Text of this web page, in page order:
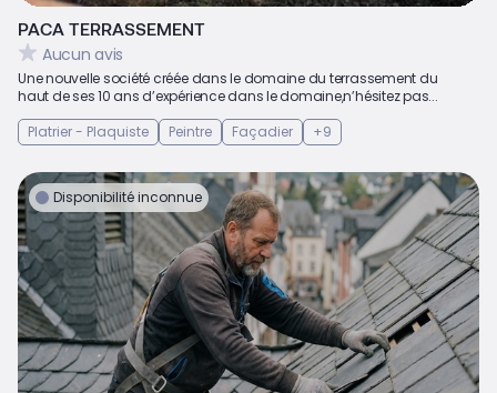
PACA TERRASSEMENT
Aucun avis
Une nouvelle société créée dans le domaine du terrassement du
haut de ses 10 ans d’expérience dans le domaine,n’hésitez pas...
Platrier - Plaquiste
Peintre Façadier +9
Disponibilité inconnue